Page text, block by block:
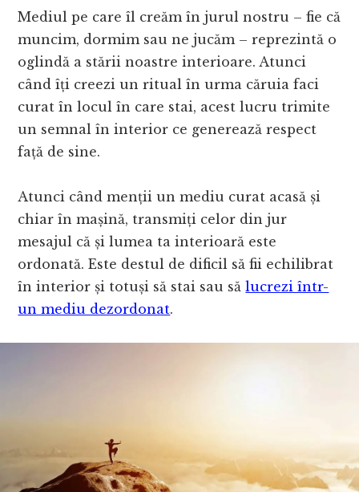
Mediul pe care îl creăm în jurul nostru – fie că
muncim, dormim sau ne jucăm – reprezintă o
oglindă a stării noastre interioare. Atunci
când îți creezi un ritual în urma căruia faci
curat în locul în care stai, acest lucru trimite
un semnal în interior ce generează respect
față de sine.
Atunci când menții un mediu curat acasă și
chiar în mașină, transmiți celor din jur
mesajul că și lumea ta interioară este
ordonată. Este destul de dificil să fii echilibrat
în interior și totuși să stai sau sălucrezi într-
un mediu dezordonat.